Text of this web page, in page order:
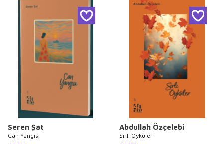
Seren Şat
Can Yangısı
Abdullah Özçelebi
Sırlı Öyküler